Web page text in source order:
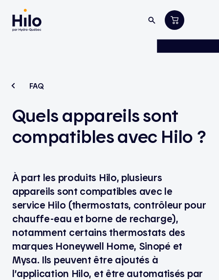
FAQ
Quels appareils sont
compatibles avec Hilo ?
À part les produits Hilo, plusieurs
appareils sont compatibles avec le
service Hilo (thermostats, contrôleur pour
chauffe-eau et borne de recharge),
notamment certains thermostats des
marques Honeywell Home, Sinopé et
Mysa. Ils peuvent être ajoutés à
l’application Hilo, et être automatisés par